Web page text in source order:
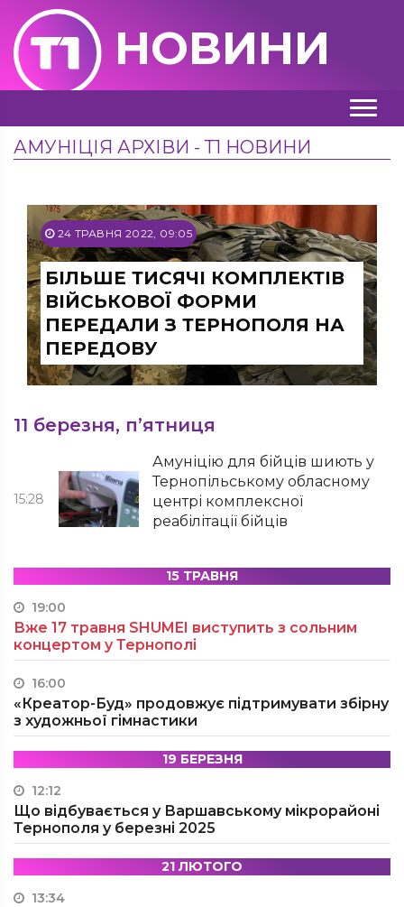
НОВИНИ
АМУНІЦІЯ АРХІВИ - Т1 НОВИНИ
24 ТРАВНЯ 2022, 09:05
БІЛЬШЕ ТИСЯЧІ КОМПЛЕКТІВ
ВІЙСЬКОВОЇ ФОРМИ
ПЕРЕДАЛИ З ТЕРНОПОЛЯ НА
ПЕРЕДОВУ
11 березня, п’ятниця
15:28
Амуніцію для бійців шиють у
Тернопільському обласному
центрі комплексної
реабілітації бійців
15 ТРАВНЯ
19:00
Вже 17 травня SHUMEI виступить з сольним
концертом у Тернополі
16:00
«Креатор-Буд» продовжує підтримувати збірну
з художньої гімнастики
19 БЕРЕЗНЯ
12:12
Що відбувається у Варшавському мікрорайоні
Тернополя у березні 2025
21 ЛЮТОГО
13:34